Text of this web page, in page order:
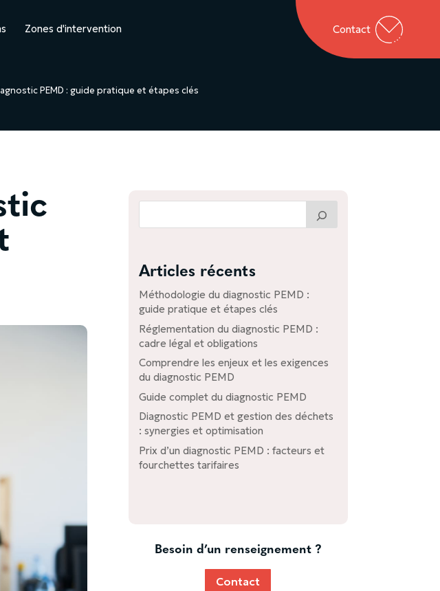
Zones d'intervention Contact
PEMD : guide pratique et étapes clés
Articles récents
Méthodologie du diagnostic PEMD :
guide pratique et étapes clés
Réglementation du diagnostic PEMD :
cadre légal et obligations
Comprendre les enjeux et les exigences
du diagnostic PEMD
Guide complet du diagnostic PEMD
Diagnostic PEMD et gestion des déchets
: synergies et optimisation
Prix d’un diagnostic PEMD : facteurs et
fourchettes tarifaires
Besoin d’un renseignement ?
Contact